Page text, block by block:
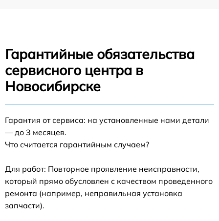
Гарантийные обязательства
сервисного центра в
Новосибирске
Гарантия от сервиса: на установленные нами детали
— до 3 месяцев.
Что считается гарантийным случаем?
Для работ: Повторное проявление неисправности,
который прямо обусловлен с качеством проведенного
ремонта (например, неправильная установка
запчасти).